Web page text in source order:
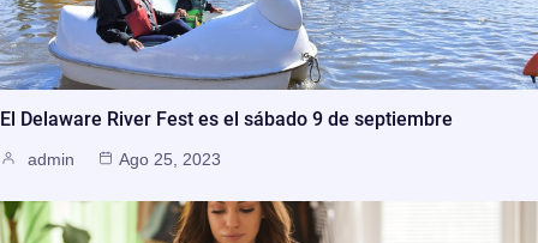
El Delaware River Fest es el sábado 9 de septiembre
admin Ago 25, 2023